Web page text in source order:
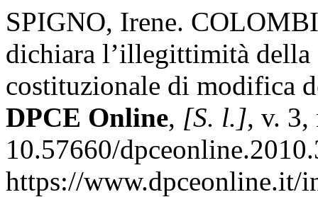
SPIGNO, Irene.
dichiara l’illegittimità della
costituzionale di modifica
DPCE Online, [S. l.], v.
10.57660/
https://www.dpceonline.it/